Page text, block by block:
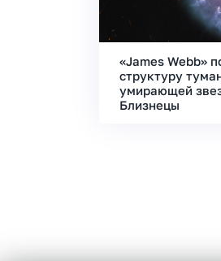
«James Webb»
структуру
умирающей
Близнецы